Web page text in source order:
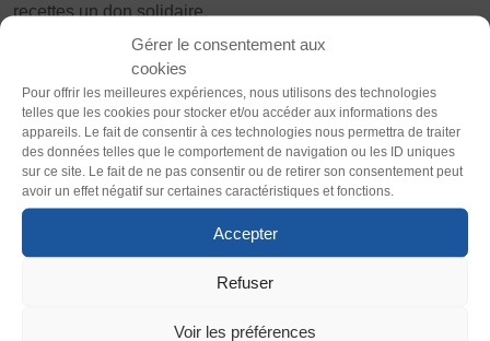
Gérer le consentement aux
cookies
Pour offrir les meilleures expériences, nous utilisons des technologies
telles que les cookies pour stocker et/ou accéder aux informations des
appareils. Le fait de consentir à ces technologies nous permettra de traiter
des données telles que le comportement de navigation ou les ID uniques
sur ce site. Le fait de ne pas consentir ou de retirer son consentement peut
avoir un effet négatif sur certaines caractéristiques et fonctions.
Accepter
Refuser
Voir les préférences
Affiliation
Réaffiliation
Prise de licence
JE SOUHAITE TROUVER UN COMITÉ
JE SOUHAITE ADHÉRER
Affiliation
Honorabilité
recettes un don solidaire.
Ces fonds serviront à soutenir directement le
développement de politiques sportives pour toutes et tous
en Palestine, en particulier :
la formation d’animateur·rices et d’enseignant·es en
Éducation Physique et Sportive,
la mise en place de programmes d’animation sportive
accessibles à toutes et tous,
acteurs locaux palestiniens.
Clair Sombre
Police (dyslexie)
Défaut Adapter
Taille du texte